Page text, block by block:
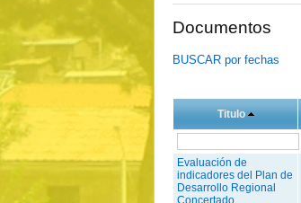
Documentos
BUSCAR por fechas
Titulo
Evaluación de
indicadores del Plan de
Desarrollo Regional
Concertado